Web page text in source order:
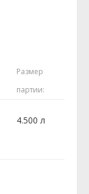
Размер
партии:
4.500 л